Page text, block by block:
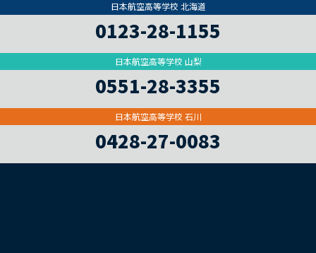
日本航空高等学校 北海道
0123-28-1155
日本航空高等学校 山梨
0551-28-3355
日本航空高等学校 石川
0428-27-0083